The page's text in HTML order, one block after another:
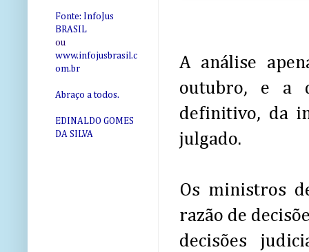
A análise
outubro, e a
definitivo, da
julgado.
Os ministros
razão de
decisões
Fonte: InfoJus
BRASIL
ou
www.infojusbrasil.c
om.br
Abraço a todos.
EDINALDO GOMES
DA SILVA